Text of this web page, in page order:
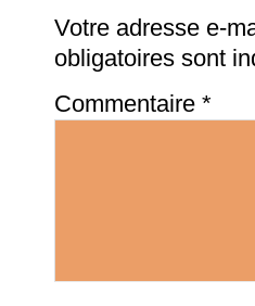
Votre adresse e-
obligatoires sont
Commentaire *